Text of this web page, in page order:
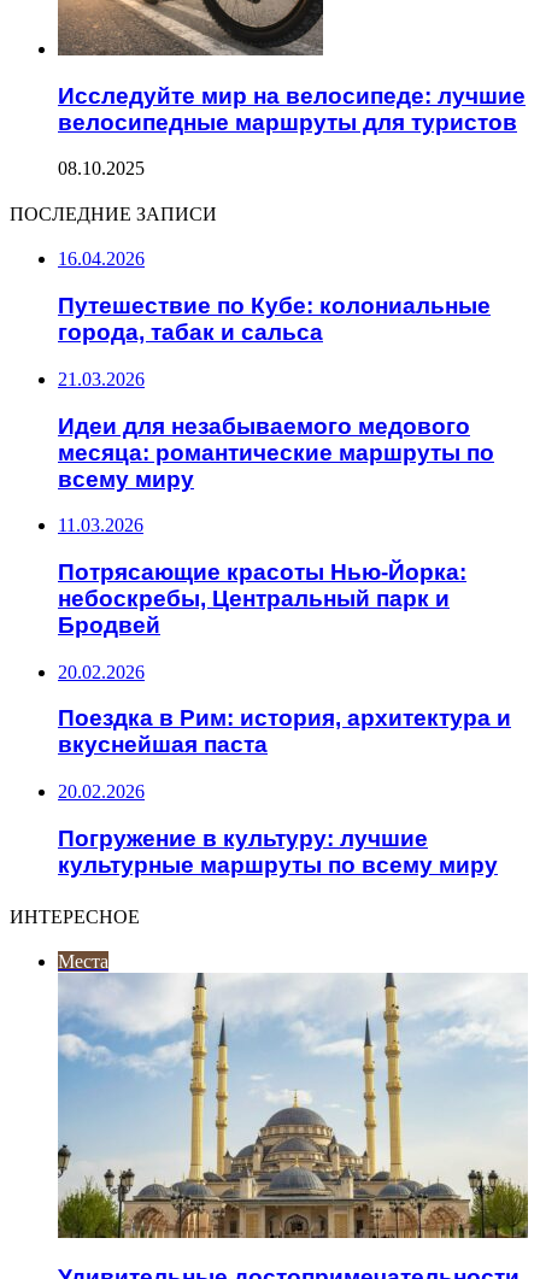
Исследуйте мир на велосипеде: лучшие
велосипедные маршруты для туристов
08.10.2025
ПОСЛЕДНИЕ ЗАПИСИ
16.04.2026
Путешествие по Кубе: колониальные
города, табак и сальса
21.03.2026
Идеи для незабываемого медового
месяца: романтические маршруты по
всему миру
11.03.2026
Потрясающие красоты Нью-Йорка:
небоскребы, Центральный парк и
Бродвей
20.02.2026
Поездка в Рим: история, архитектура и
вкуснейшая паста
20.02.2026
Погружение в культуру: лучшие
культурные маршруты по всему миру
ИНТЕРЕСНОЕ
Места